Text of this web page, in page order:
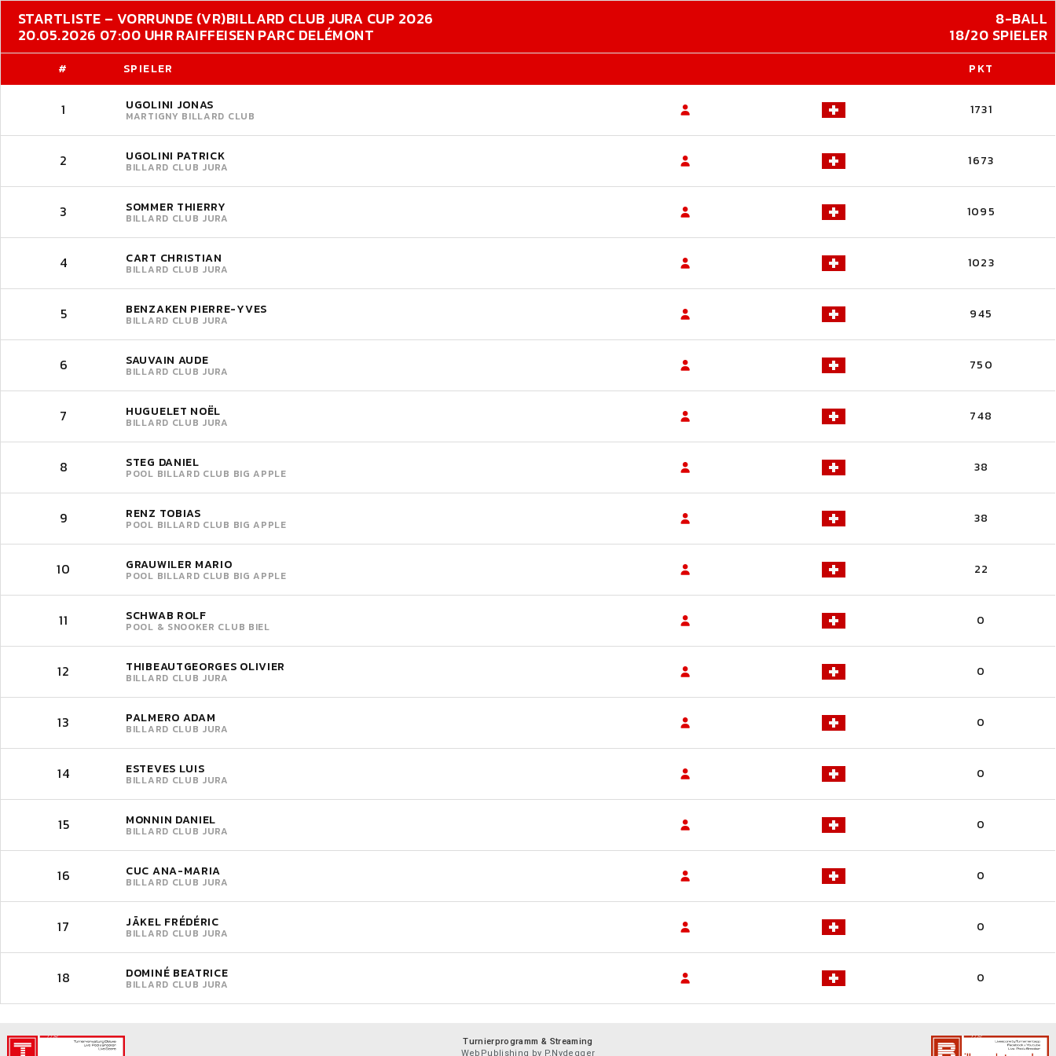
STARTLISTE – VORRUNDE (VR) 8-BALL
BILLARD CLUB JURA CUP 2026
20.05.2026 07:00 UHR RAIFFEISEN PARC DELÉMONT 18/20 SPIELER
# SPIELER PKT
1 UGOLINI JONAS
MARTIGNY BILLARD CLUB 1731
2 UGOLINI PATRICK
BILLARD CLUB JURA 1673
3 SOMMER THIERRY
BILLARD CLUB JURA 1095
4 CART CHRISTIAN
BILLARD CLUB JURA 1023
5 BENZAKEN PIERRE-YVES
BILLARD CLUB JURA 945
6 SAUVAIN AUDE
BILLARD CLUB JURA 750
7 HUGUELET NOËL
BILLARD CLUB JURA 748
8 STEG DANIEL
POOL BILLARD CLUB BIG APPLE 38
9 RENZ TOBIAS
POOL BILLARD CLUB BIG APPLE 38
10 GRAUWILER MARIO
POOL BILLARD CLUB BIG APPLE 22
11 SCHWAB ROLF
POOL & SNOOKER CLUB BIEL 0
12 THIBEAUTGEORGES OLIVIER
BILLARD CLUB JURA 0
13 PALMERO ADAM
BILLARD CLUB JURA 0
14 ESTEVES LUIS
BILLARD CLUB JURA 0
15 MONNIN DANIEL
BILLARD CLUB JURA 0
16 CUC ANA-MARIA
BILLARD CLUB JURA 0
17 JÄKEL FRÉDÉRIC
BILLARD CLUB JURA 0
18 DOMINÉ BEATRICE
BILLARD CLUB JURA 0
Turnierprogramm & Streaming
WebPublishing by P.Nydegger